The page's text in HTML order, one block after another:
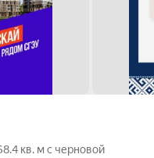
кв. м с черновой